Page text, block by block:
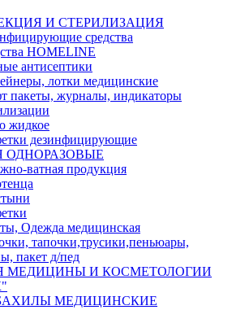
И СТЕРИЛИЗАЦИЯ
средства
HOMELINE
антисептики
лотки медицинские
пакеты, журналы, индикаторы
жидкое
дезинфицирующие
ОДНОРАЗОВЫЕ
ватная продукция
Одежда медицинская
тапочки,трусики,пеньюары,
пакет д/пед
МЕДИЦИНЫ И КОСМЕТОЛОГИИ
МЕДИЦИНСКИЕ